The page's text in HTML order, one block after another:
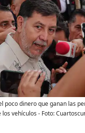
poco dinero que ganan las
los vehículos - Foto: